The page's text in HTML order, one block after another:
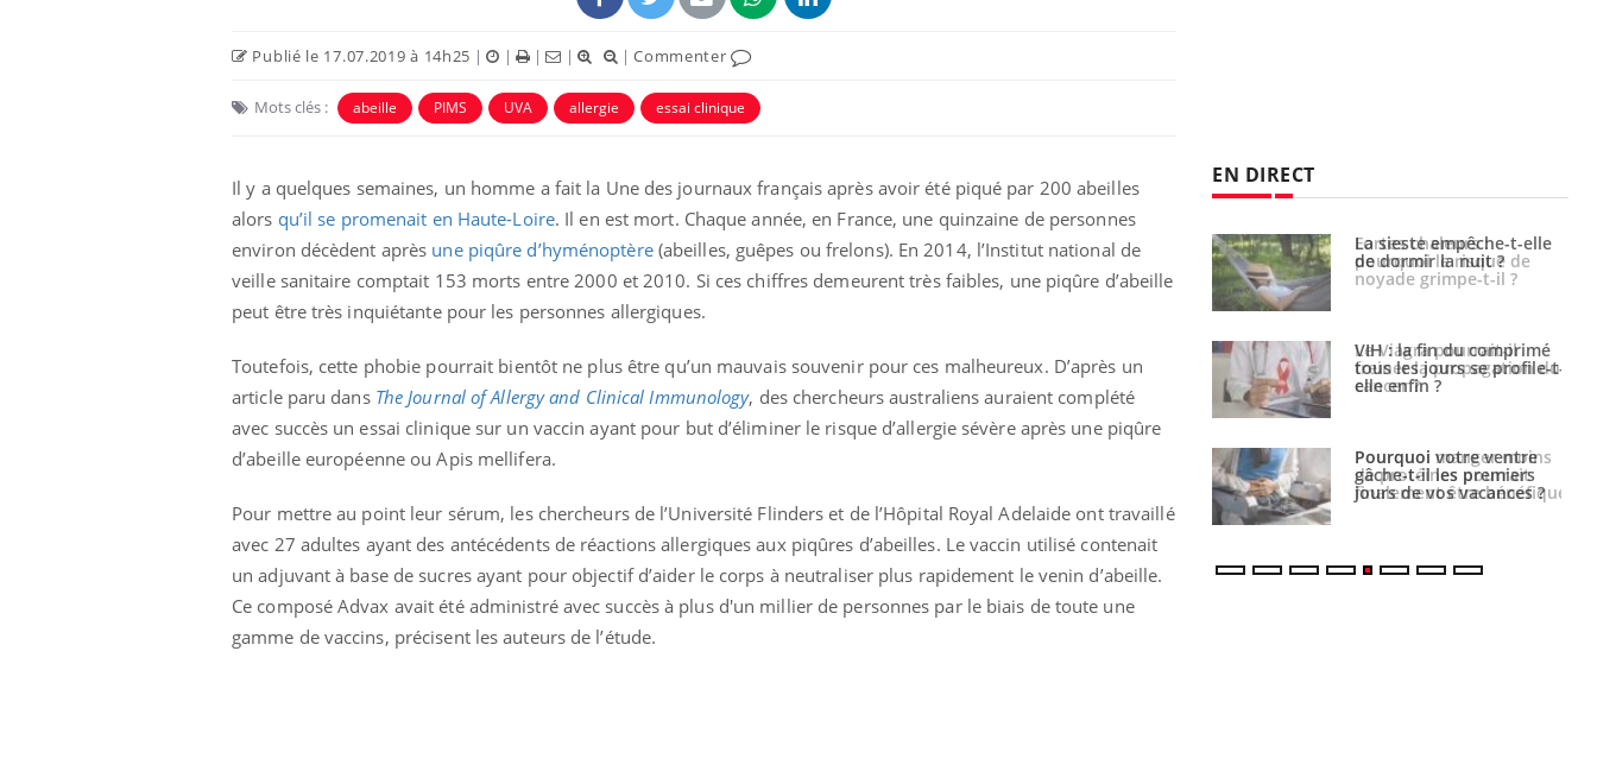
Publié le 17.07.2019 à 14h25 | | | | |Commenter
Mots clés : abeille PIMS UVA allergie essai clinique
Il y a quelques semaines, un homme a fait la Une des journaux français après avoir été piqué par 200 abeilles
alors qu’il se promenait en Haute-Loire. Il en est mort. Chaque année, en France, une quinzaine de personnes
environ décèdent après une piqûre d’hyménoptère(abeilles, guêpes ou frelons). En 2014, l’Institut national de
veille sanitaire comptait 153 morts entre 2000 et 2010. Si ces chiffres demeurent très faibles, une piqûre d’abeille
peut être très inquiétante pour les personnes allergiques.
Toutefois, cette phobie pourrait bientôt ne plus être qu’un mauvais souvenir pour ces malheureux. D’après un
article paru dans The Journal of Allergy and Clinical Immunology, des chercheurs australiens auraient complété
avec succès un essai clinique sur un vaccin ayant pour but d’éliminer le risque d’allergie sévère après une piqûre
d’abeille européenne ou Apis mellifera.
Pour mettre au point leur sérum, les chercheurs de l’Université Flinders et de l’Hôpital Royal Adelaide ont travaillé
avec 27 adultes ayant des antécédents de réactions allergiques aux piqûres d’abeilles. Le vaccin utilisé contenait
un adjuvant à base de sucres ayant pour objectif d’aider le corps à neutraliser plus rapidement le venin d’abeille.
Ce composé Advax avait été administré avec succès à plus d'un millier de personnes par le biais de toute une
gamme de vaccins, précisent les auteurs de l’étude.
EN DIRECT
Comment oublier les
écrans en vacances ?
comment le travail
empiète de plus en plus
sur nos soirées
Cancer colorectal : une
stratégie simple aurait
basque
Chikungunya, dengue,
West Nile : que se passe-
t-il dans le sud de la
protègent-ils aussi les os
?
enceintes
La sieste empêche-t-elle
de dormir la nuit ?
tous les jours se profile-t-
elle enfin ?
Fortes chaleurs :
pourquoi le risque de
noyade grimpe-t-il ?
Le Viagra pourrait-il
freiner la propagation du
cancer ?
Pourquoi manger moins
de protéines pourrait
finalement être bénéfique